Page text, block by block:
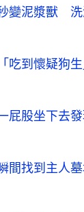
變泥漿獸
吃到懷疑狗
屁股坐下去
間找到主人